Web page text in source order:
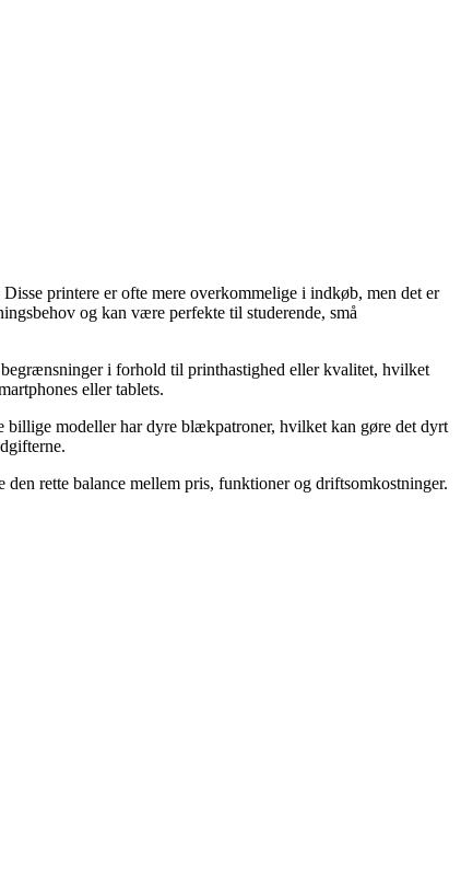
printere er ofte mere overkommelige i indkøb, men det er
og kan være perfekte til studerende, små
i forhold til printhastighed eller kvalitet, hvilket
eller tablets.
billige modeller har dyre blækpatroner, hvilket kan gøre det dyrt
rette balance mellem pris, funktioner og driftsomkostninger.